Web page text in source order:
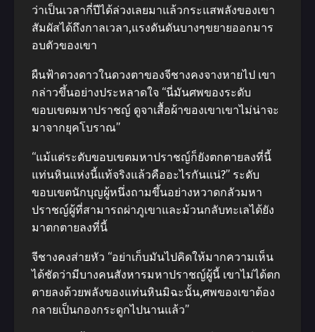
ว่าเป็นเวลากี่ปีได้ล่วงเลยมาแล้วกระแสพลังของเขา
สัมผัสได้ถึงกาลเวลา,แรงดันดันบางๆขยายออกมาร
อบตัวของเขา
ผืนฟ้าดวงดาวในดวงตาของจีชางคงจางหายไป เขา
กล่าวขึ้นอย่างประหลาดใจ “นี่มันศพของระดับ
ขอบเขตมหาปราชญ์ ดูจาเสื้อผ้าของเขาเขาไม่น่าจะ
มาจากยุคโบราณ”
“แม้แต่ระดับขอบเขตมหาปราชญ์ก็ยังตกตายลงที่นี้
แท่นหินแห่งนี้แท้จริงแล้วคืออะไรกันแน่?” ระดับ
ขอบเขตนักบุญผู้หนึ่งถามขึ้นอย่างหวาดกลัวมหา
ปราชญ์ผู้ที่สามารถผ่าภูเขาและม้วนกลับทะเลได้ยัง
มาตกตายลงที่นี้
จีชางคงส่ายหัว “อย่าเก็บมันไปคิดให้มากความเห็น
ได้ชัดว่ามีบางคนสังหารมหาปราชญ์ผู้นี้ เขาไม่ได้ตก
ตายลงด้วยพลังของแท่นหินมิฉะนั้น,ศพของเขาต้อง
กลายเป็นกองกระดูกไปนานแล้ว”